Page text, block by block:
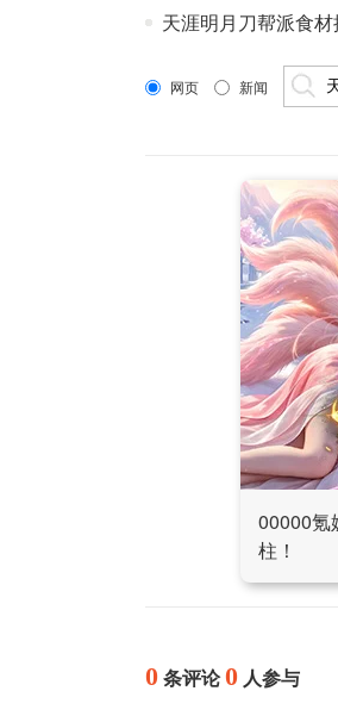
天涯明月刀帮派食
网页 新闻
00000氪
柱！
0 条评论0 人参与